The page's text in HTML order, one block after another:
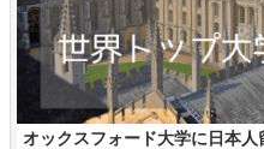
オックスフォード大学に日本